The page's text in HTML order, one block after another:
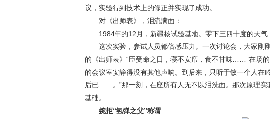
议，实验得到技术上的修正并实现了成功。
对《出师表》，泪流满面：
1984年的12月，新疆核试验基地。零下三四十度的天气
这次实验，参试人员都倍感压力。一次讨论会，大家刚
的《出师表》“臣受命之日，寝不安席，食不甘味……”在场
的会议室安静得没有其他声响。到后来，只听于敏一个人
后已……。”那一刻，在座所有人无不以泪洗面。那次原理实
基础。
婉拒“氢弹之父”称谓